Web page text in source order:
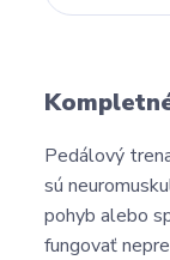
Pedálový
sú
pohyb alebo
fungovať